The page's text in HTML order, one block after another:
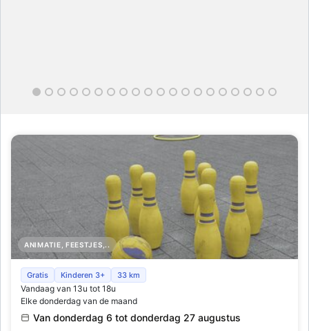
ANIMATIE, FEESTJES,..
Je Joue - Ik Speel
Gratis Kinderen 3+ 33 km
Vandaag van 13u tot 18u
Elke donderdag van de maand
Van donderdag 6 tot donderdag 27 augustus